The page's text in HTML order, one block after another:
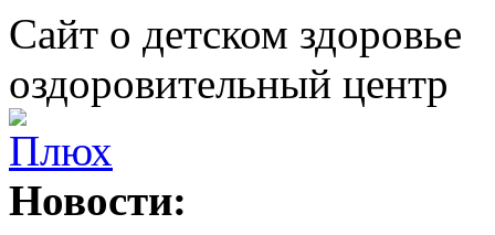
Сайт о детском здоровье
оздоровительный центр
Новости: